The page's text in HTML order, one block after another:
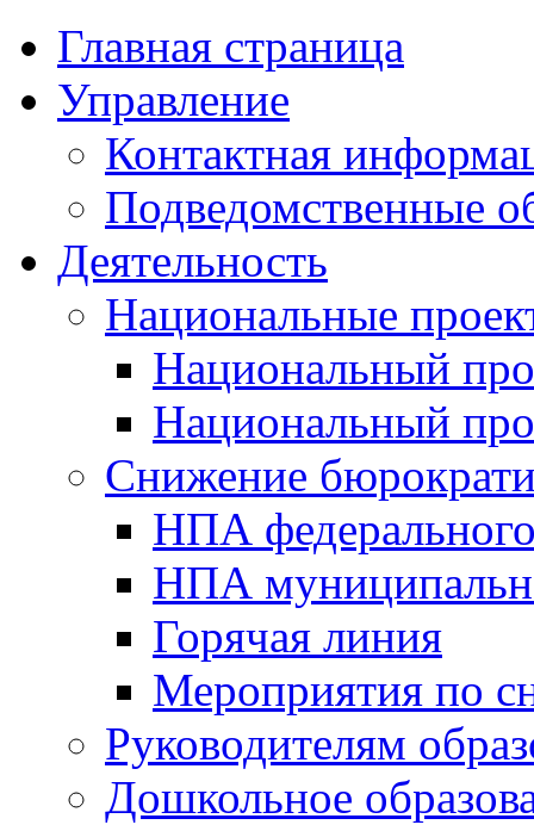
Главная страница
Управление
Контактная
Подведомственные
Деятельность
Национальные
Национальный
Национальный
Снижение
НПА
НПА
Горячая линия
Мероприятия по
Руководителям
Дошкольное